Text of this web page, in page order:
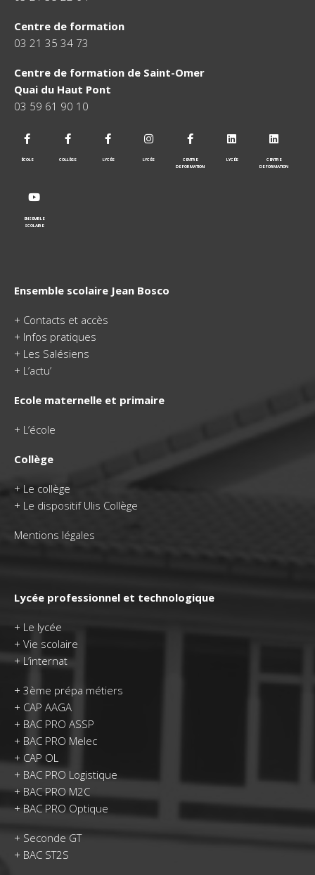
Centre de formation
03 21 35 34 73
Centre de formation de Saint-Omer
Quai du Haut Pont
03 59 61 90 10
ÉCOLE COLLÈGE LYCÉE LYCÉE
CENTRE
DE FORMATION
LYCÉE
CENTRE
DE FORMATION
ENSEMBLE
SCOLAIRE
Ensemble scolaire Jean Bosco
+ Contacts et accès
+ Infos pratiques
+ Les Salésiens
+ L’actu’
Ecole maternelle et primaire
+ L’école
Collège
+ Le collège
+ Le dispositif Ulis Collège
Mentions légales
Lycée professionnel et technologique
+ Le lycée
+ Vie scolaire
+ L’internat
+ 3ème prépa métiers
+ CAP AAGA
+ BAC PRO ASSP
+ BAC PRO Melec
+ CAP OL
+ BAC PRO Logistique
+BAC PRO M2C
+BAC PRO Optique
+ Seconde GT
+ BAC ST2S